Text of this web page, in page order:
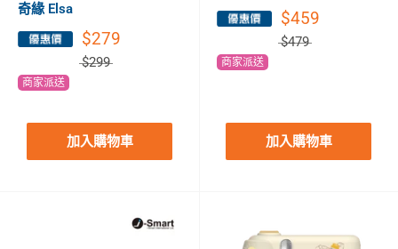
奇緣 Elsa
$279
$299
商家派送
加入購物車
$459
$479
商家派送
加入購物車